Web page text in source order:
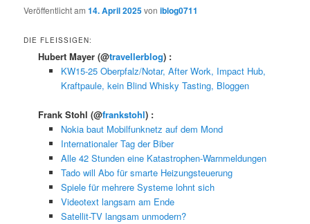
Veröffentlicht am14. April 2025voniblog0711
DIE FLEISSIGEN:
Hubert Mayer(@travellerblog) :
KW15-25 Oberpfalz/Notar, After Work, Impact Hub,
Kraftpaule, kein Blind Whisky Tasting, Bloggen
Frank Stohl(@frankstohl) :
Nokia baut Mobilfunknetz auf dem Mond
Internationaler Tag der Biber
Alle 42 Stunden eine Katastrophen-Warnmeldungen
Tado will Abo für smarte Heizungsteuerung
Spiele für mehrere Systeme lohnt sich
Videotext langsam am Ende
Satellit-TV langsam unmodern?